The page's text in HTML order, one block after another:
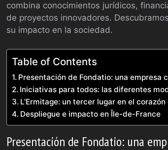
combina conocimientos jurídicos,
de proyectos innovadores.
su impacto en la sociedad.
Table of Contents
Presentación de Fondatio: una empresa
Iniciativas para todos: las diferentes
L’Ermitage: un tercer lugar en el
Despliegue e impacto en Île-de-France
Presentación de Fondatio: una